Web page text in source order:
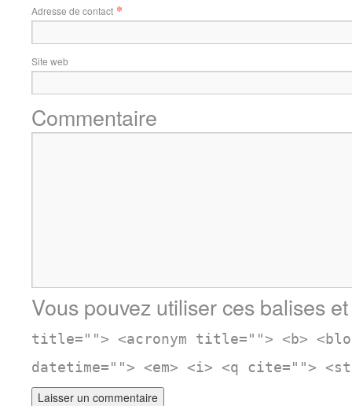
Adresse de contact *
Site web
Commentaire
Vous pouvez utiliser ces balises
title=""> <acronym title=""> <b>
datetime=""> <em> <i> <q cite="">